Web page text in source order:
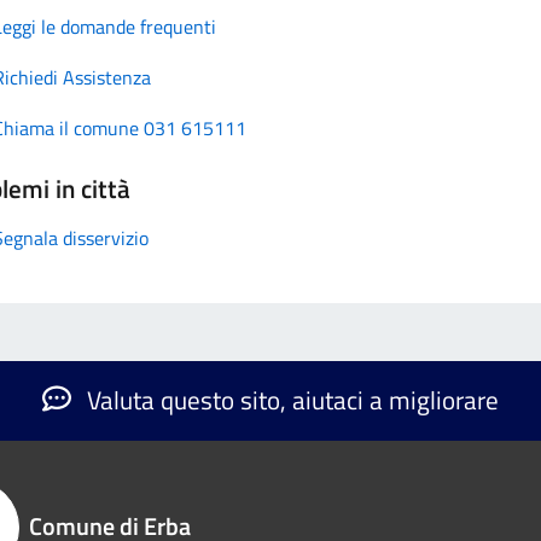
le domande frequenti
Assistenza
il comune 031 615111
in città
disservizio
Valuta questo sito, aiutaci a migliorare
Comune di Erba